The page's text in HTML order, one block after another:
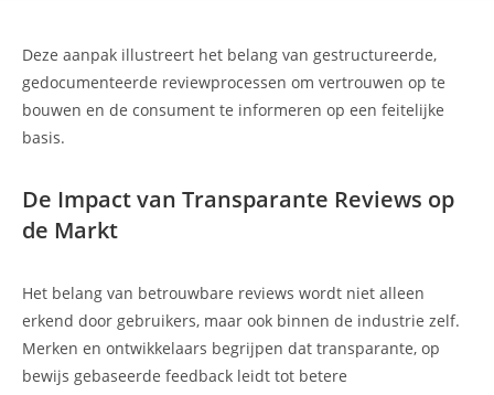
Deze aanpak illustreert het belang van gestructureerde,
gedocumenteerde reviewprocessen om vertrouwen op te
bouwen en de consument te informeren op een feitelijke
basis.
De Impact van Transparante Reviews op
de Markt
Het belang van betrouwbare reviews wordt niet alleen
erkend door gebruikers, maar ook binnen de industrie zelf.
Merken en ontwikkelaars begrijpen dat transparante, op
bewijs gebaseerde feedback leidt tot betere